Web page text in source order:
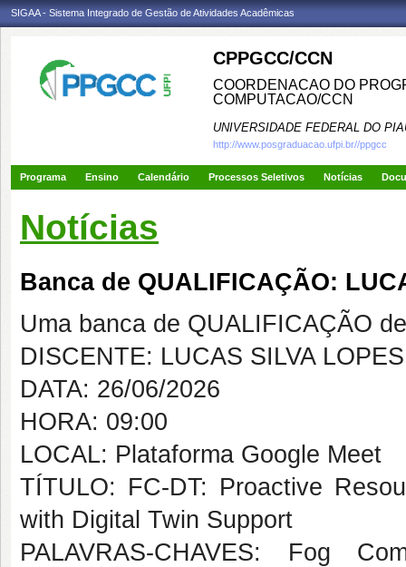
SIGAA - Sistema Integrado de Gestão de Atividades Acadêmicas
CPPGCC/CCN
COORDENACAO DO
COMPUTACAO/CCN
UNIVERSIDADE FEDERAL DO
http://www.posgraduacao.ufpi.br//ppgcc
Programa Ensino Calendário Processos Seletivos Notícias
Notícias
Banca de QUALIFICAÇÃO:
Uma banca de QUALIFICAÇÃO
DISCENTE: LUCAS SILVA LOPES
DATA: 26/06/2026
HORA: 09:00
LOCAL: Plataforma Google Meet
TÍTULO: FC-DT: Proactive
with Digital Twin Support
PALAVRAS-CHAVES: Fog